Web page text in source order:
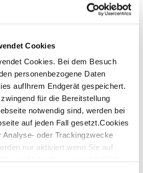
Cookies
Cookies. Bei dem Besuch
personenbezogene Daten
aufIhrem Endgerät gespeichert.
für die Bereitstellung
notwendig sind, werden bei
auf jeden Fall gesetzt.Cookies
Analyse- oder Trackingzwecke
nur aktiviert,wenn Sie auf
LASSEN!
wir Ihnen geballtes Know-how.
auf unser starkes Berater-